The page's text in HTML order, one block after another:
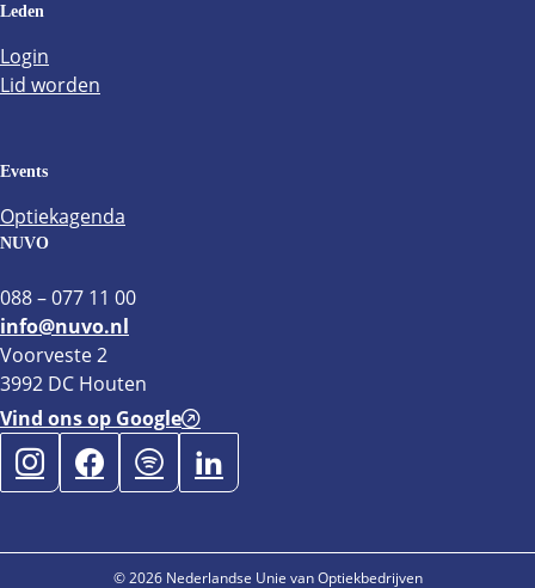
Leden
Login
Lid worden
Events
Optiekagenda
NUVO
088 – 077 11 00
info@nuvo.nl
Voorveste 2
3992 DC Houten
Vind ons op Google
© 2026 Nederlandse Unie van Optiekbedrijven